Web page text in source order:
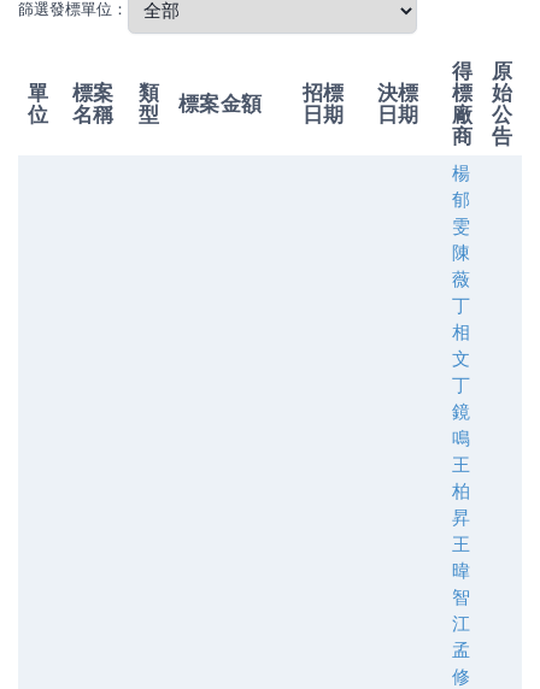
篩選發標單位：
單
位
標案
名稱
類
型
標案金額
招標
日期
決標
日期
得
標
廠
商
原
始
公
告
楊
郁
雯
陳
薇
丁
相
文
丁
鏡
鳴
王
柏
昇
王
暐
智
江
孟
修